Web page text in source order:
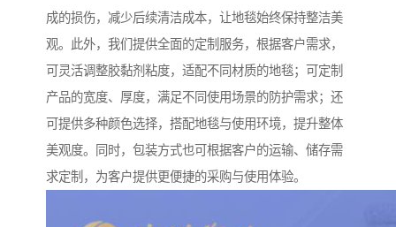
成的损伤，减少后续清洁成本，让地毯始终保持整洁美
观。此外，我们提供全面的定制服务，根据客户需求，
可灵活调整胶黏剂粘度，适配不同材质的地毯；可定制
产品的宽度、厚度，满足不同使用场景的防护需求；还
可提供多种颜色选择，搭配地毯与使用环境，提升整体
美观度。同时，包装方式也可根据客户的运输、储存需
求定制，为客户提供更便捷的采购与使用体验。